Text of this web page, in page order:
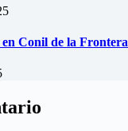
Conil de la Frontera